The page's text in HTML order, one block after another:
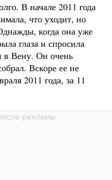
В начале 2011 года
что уходит, но
когда она уже
глаза и спросила
в Вену. Он очень
Вскоре ее не
2011 года, за 11